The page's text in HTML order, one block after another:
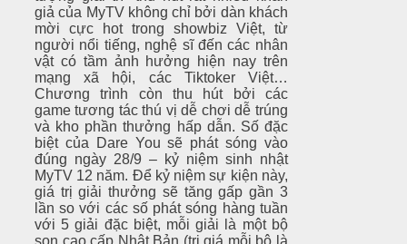
giả của MyTV không chỉ bởi dàn khách
mời cực hot trong showbiz Việt, từ
người nổi tiếng, nghệ sĩ đến các nhân
vật có tầm ảnh hưởng hiện nay trên
mạng xã hội, các Tiktoker Việt…
Chương trình còn thu hút bởi các
game tương tác thú vị dễ chơi dễ trúng
và kho phần thưởng hấp dẫn. Số đặc
biệt của Dare You sẽ phát sóng vào
đúng ngày 28/9 – kỷ niệm sinh nhật
MyTV 12 năm. Để kỷ niệm sự kiện này,
giá trị giải thưởng sẽ tăng gấp gần 3
lần so với các số phát sóng hàng tuần
với 5 giải đặc biệt, mỗi giải là một bộ
son cao cấp Nhật Bản (trị giá mỗi bộ là